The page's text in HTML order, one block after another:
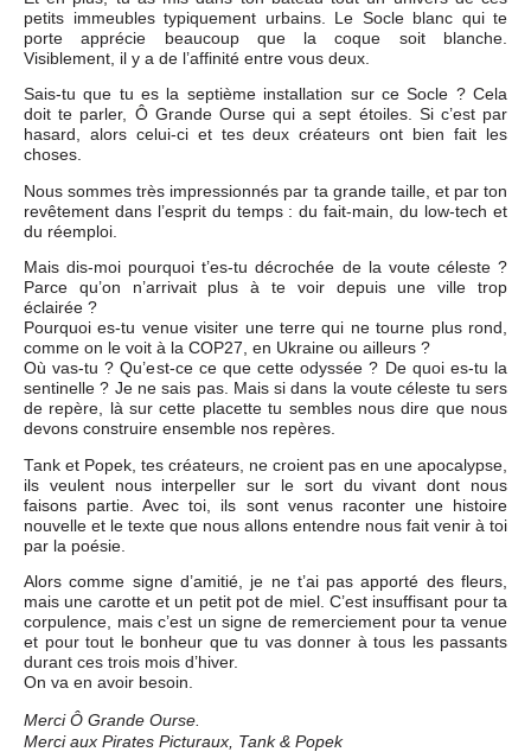
petits immeubles typiquement urbains. Le Socle blanc qui te
porte apprécie beaucoup que la coque soit blanche.
Visiblement, il y a de l’affinité entre vous deux.
Sais-tu que tu es la septième installation sur ce Socle ? Cela
doit te parler, Ô Grande Ourse qui a sept étoiles. Si c’est par
hasard, alors celui-ci et tes deux créateurs ont bien fait les
choses.
Nous sommes très impressionnés par ta grande taille, et par ton
revêtement dans l’esprit du temps : du fait-main, du low-tech et
du réemploi.
Mais dis-moi pourquoi t’es-tu décrochée de la voute céleste ?
Parce qu’on n’arrivait plus à te voir depuis une ville trop
éclairée ?
Pourquoi es-tu venue visiter une terre qui ne tourne plus rond,
comme on le voit à la COP27, en Ukraine ou ailleurs ?
Où vas-tu ? Qu’est-ce ce que cette odyssée ? De quoi es-tu la
sentinelle ? Je ne sais pas. Mais si dans la voute céleste tu sers
de repère, là sur cette placette tu sembles nous dire que nous
devons construire ensemble nos repères.
Tank et Popek, tes créateurs, ne croient pas en une apocalypse,
ils veulent nous interpeller sur le sort du vivant dont nous
faisons partie. Avec toi, ils sont venus raconter une histoire
nouvelle et le texte que nous allons entendre nous fait venir à toi
par la poésie.
Alors comme signe d’amitié, je ne t’ai pas apporté des fleurs,
mais une carotte et un petit pot de miel. C’est insuffisant pour ta
corpulence, mais c’est un signe de remerciement pour ta venue
et pour tout le bonheur que tu vas donner à tous les passants
durant ces trois mois d’hiver.
On va en avoir besoin.
Merci Ô Grande Ourse.
Merci aux Pirates Picturaux, Tank & Popek